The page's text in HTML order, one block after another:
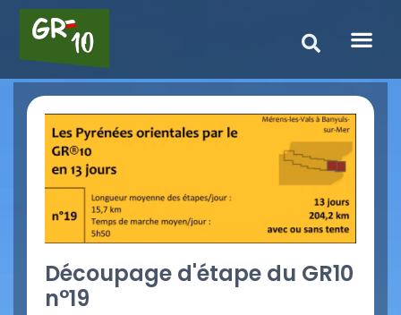
Découpage d'étape du GR10
n°19